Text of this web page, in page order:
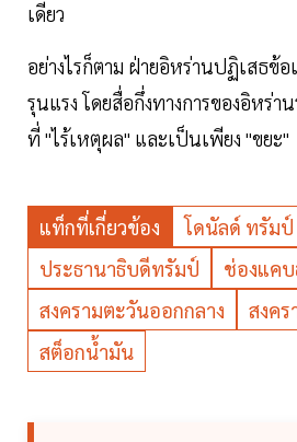
เดียว
อย่างไรก็ตาม ฝ่ายอิหร่านปฏิเสธข้อ
รุนแรง โดยสื่อกึ่งทางการของอิหร่า
ที่ "ไร้เหตุผล" และเป็นเพียง "ขยะ"
แท็กที่เกี่ยวข้อง โดนัลด์ ทรัมป์
ประธานาธิบดีทรัมป์
ช่องแค
สงครามตะวันออกกลาง
สงค
สต็อกน้ำมัน